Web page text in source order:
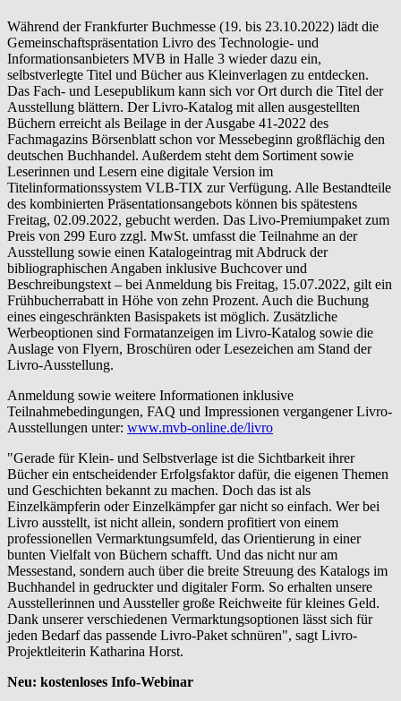
Während der Frankfurter Buchmesse (19. bis 23.10.2022) lädt die
Gemeinschaftspräsentation Livro des Technologie- und
Informationsanbieters MVB in Halle 3 wieder dazu ein,
selbstverlegte Titel und Bücher aus Kleinverlagen zu entdecken.
Das Fach- und Lesepublikum kann sich vor Ort durch die Titel der
Ausstellung blättern. Der Livro-Katalog mit allen ausgestellten
Büchern erreicht als Beilage in der Ausgabe 41-2022 des
Fachmagazins Börsenblatt schon vor Messebeginn großflächig den
deutschen Buchhandel. Außerdem steht dem Sortiment sowie
Leserinnen und Lesern eine digitale Version im
Titelinformationssystem VLB-TIX zur Verfügung. Alle Bestandteile
des kombinierten Präsentationsangebots können bis spätestens
Freitag, 02.09.2022, gebucht werden. Das Livo-Premiumpaket zum
Preis von 299 Euro zzgl. MwSt. umfasst die Teilnahme an der
Ausstellung sowie einen Katalogeintrag mit Abdruck der
bibliographischen Angaben inklusive Buchcover und
Beschreibungstext – bei Anmeldung bis Freitag, 15.07.2022, gilt ein
Frühbucherrabatt in Höhe von zehn Prozent. Auch die Buchung
eines eingeschränkten Basispakets ist möglich. Zusätzliche
Werbeoptionen sind Formatanzeigen im Livro-Katalog sowie die
Auslage von Flyern, Broschüren oder Lesezeichen am Stand der
Livro-Ausstellung.
Anmeldung sowie weitere Informationen inklusive
Teilnahmebedingungen, FAQ und Impressionen vergangener Livro-
Ausstellungen unter: www.mvb-online.de/livro
"Gerade für Klein- und Selbstverlage ist die Sichtbarkeit ihrer
Bücher ein entscheidender Erfolgsfaktor dafür, die eigenen Themen
und Geschichten bekannt zu machen. Doch das ist als
Einzelkämpferin oder Einzelkämpfer gar nicht so einfach. Wer bei
Livro ausstellt, ist nicht allein, sondern profitiert von einem
professionellen Vermarktungsumfeld, das Orientierung in einer
bunten Vielfalt von Büchern schafft. Und das nicht nur am
Messestand, sondern auch über die breite Streuung des Katalogs im
Buchhandel in gedruckter und digitaler Form. So erhalten unsere
Ausstellerinnen und Aussteller große Reichweite für kleines Geld.
Dank unserer verschiedenen Vermarktungsoptionen lässt sich für
jeden Bedarf das passende Livro-Paket schnüren", sagt Livro-
Projektleiterin Katharina Horst.
Neu: kostenloses Info-Webinar